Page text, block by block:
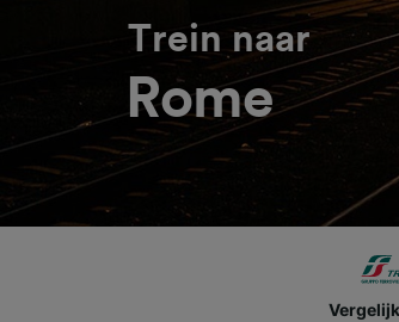
Trein naar
Rome